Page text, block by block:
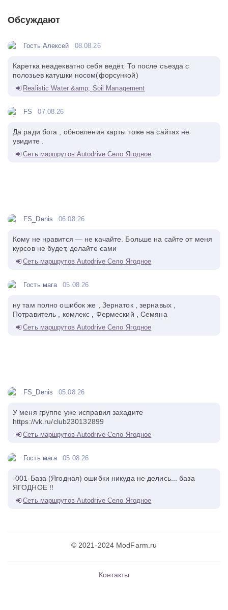
Обсуждают
Гость Алексей 08.08.26
Каретка неадекватно себя ведёт. То после съезда с
полозьев катушки носом(форсункой)
Realistic Water &amp; Soil Management
FS 07.08.26
Да ради бога , обновления карты тоже на сайтах не
увидите .
Сеть маршрутов Autodrive Село Ягодное
FS_Denis 06.08.26
Кому не нравится — не качайте. Больше на сайте от меня
курсов не будет, делайте сами
Сеть маршрутов Autodrive Село Ягодное
Гость мага 05.08.26
ну там полно ошибок же , Зернаток , зернавых ,
Потравитель , комлекс , Фермеский , Семяна
Сеть маршрутов Autodrive Село Ягодное
FS_Denis 05.08.26
У меня группе уже исправил захадите
https://vk.ru/club230132899
Сеть маршрутов Autodrive Село Ягодное
Гость мага 05.08.26
-001-База (Ягодная) ошибки никуда не делись... база
ЯГОДНОЕ !!
Сеть маршрутов Autodrive Село Ягодное
© 2021-2024 ModFarm.ru
Контакты